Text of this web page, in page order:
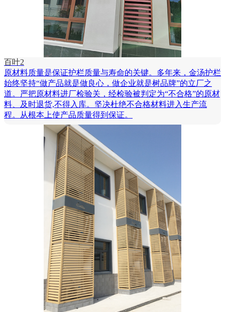
百叶2
原材料质量是保证护栏质量与寿命的关键。多年来，金汤护栏
始终坚持“做产品就是做良心，做企业就是树品牌”的立厂之
道。严把原材料进厂检验关，经检验被判定为“不合格”的原材
料、及时退货,不得入库。坚决杜绝不合格材料进入生产流
程。从根本上使产品质量得到保证。